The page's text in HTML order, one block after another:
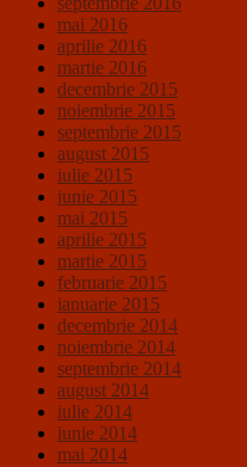
mai 2016
aprilie 2016
martie 2016
decembrie 2015
noiembrie 2015
septembrie 2015
august 2015
iulie 2015
iunie 2015
mai 2015
aprilie 2015
martie 2015
februarie 2015
ianuarie 2015
decembrie 2014
noiembrie 2014
septembrie 2014
august 2014
iulie 2014
iunie 2014
mai 2014